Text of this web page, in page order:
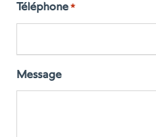
Téléphone *
Message